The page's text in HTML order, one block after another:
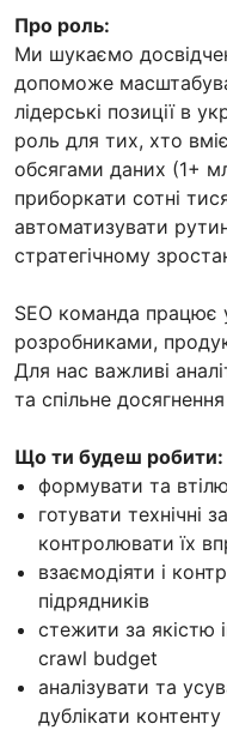
Про роль:
Ми шукаємо
допоможе
лідерські позиції в
роль для тих, хто
обсягами даних (1+
приборкати сотні
автоматизувати
стратегічному
SEO команда працює
розробниками,
Для нас важливі
та спільне
Що ти будеш робити:
формувати та
готувати технічні
контролювати їх
взаємодіяти і
підрядників
стежити за якістю
crawl budget
аналізувати та
дублікати контенту